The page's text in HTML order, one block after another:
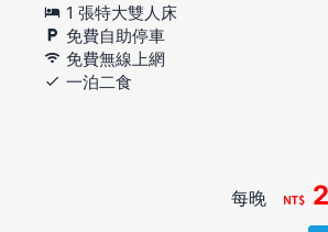
1 張特大雙人床
免費自助停車
免費無線上網
一泊二食
每晚